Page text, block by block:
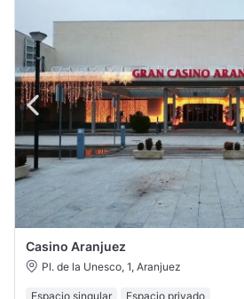
Casino Aranjuez
Pl. de la Unesco, 1, Aranjuez
Espacio singular Espacio privado